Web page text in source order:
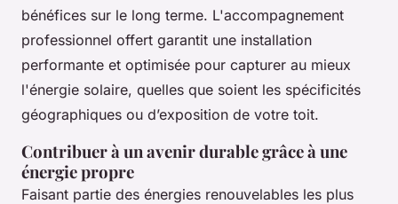
bénéfices sur le long terme. L'accompagnement
professionnel offert garantit une installation
performante et optimisée pour capturer au mieux
l'énergie solaire, quelles que soient les spécificités
géographiques ou d’exposition de votre toit.
Contribuer à un avenir durable grâce à une
énergie propre
Faisant partie des énergies renouvelables les plus